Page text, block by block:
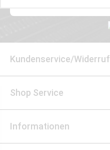
Kundenservice/Widerruf
Shop Service
Informationen